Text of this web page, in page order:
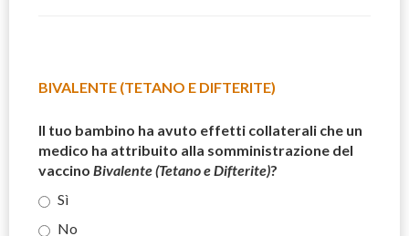
BIVALENTE (TETANO E DIFTERITE)
Il tuo bambino ha avuto effetti collaterali che un
medico ha attribuito alla somministrazione del
vaccino Bivalente (Tetano e Difterite)?
Sì
No